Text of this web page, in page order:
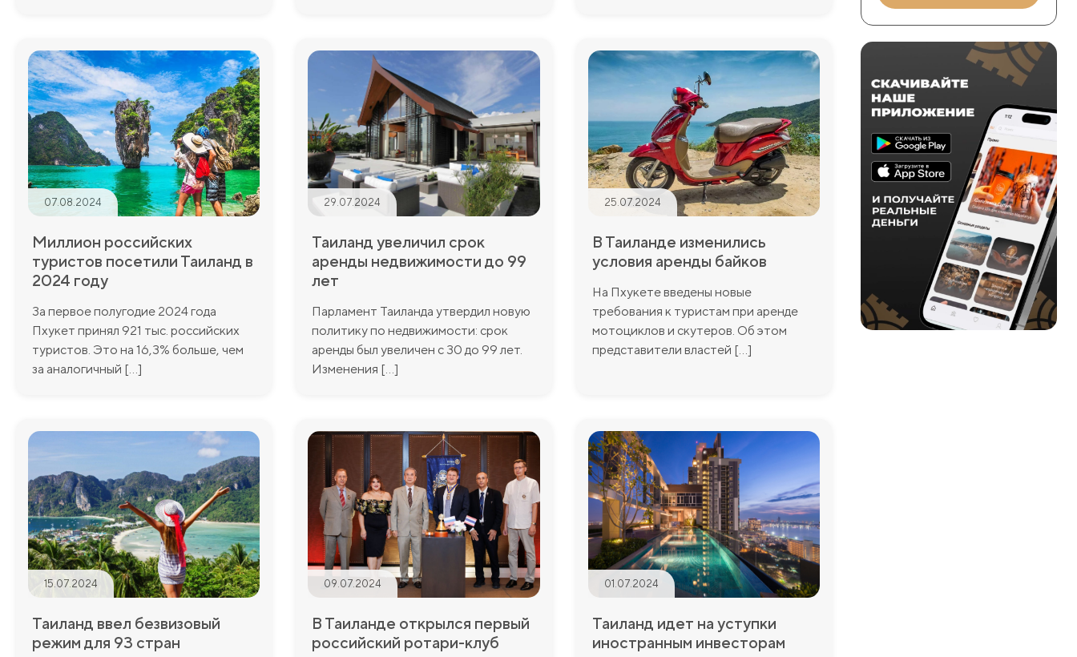
07.08.2024
Миллион российских
туристов посетили Таиланд в
2024 году
За первое полугодие 2024 года
Пхукет принял 921 тыс. российских
туристов. Это на 16,3% больше, чем
за аналогичный [...]
29.07.2024
Таиланд увеличил срок
аренды недвижимости до 99
лет
Парламент Таиланда утвердил новую
политику по недвижимости: срок
аренды был увеличен с 30 до 99 лет.
Изменения [...]
25.07.2024
В Таиланде изменились
условия аренды байков
На Пхукете введены новые
требования к туристам при аренде
мотоциклов и скутеров. Об этом
представители властей [...]
15.07.2024
Таиланд ввел безвизовый
режим для 93 стран
09.07.2024
В Таиланде открылся первый
российский ротари-клуб
01.07.2024
Таиланд идет на уступки
иностранным инвесторам